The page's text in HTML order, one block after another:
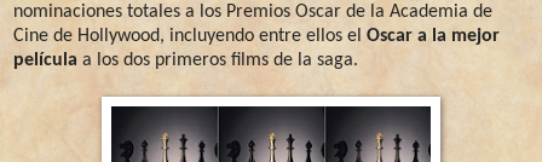
nominaciones totales a los Premios Oscar de la Academia de
Cine de Hollywood, incluyendo entre ellos el Oscar a la mejor
película a los dos primeros films de la saga.